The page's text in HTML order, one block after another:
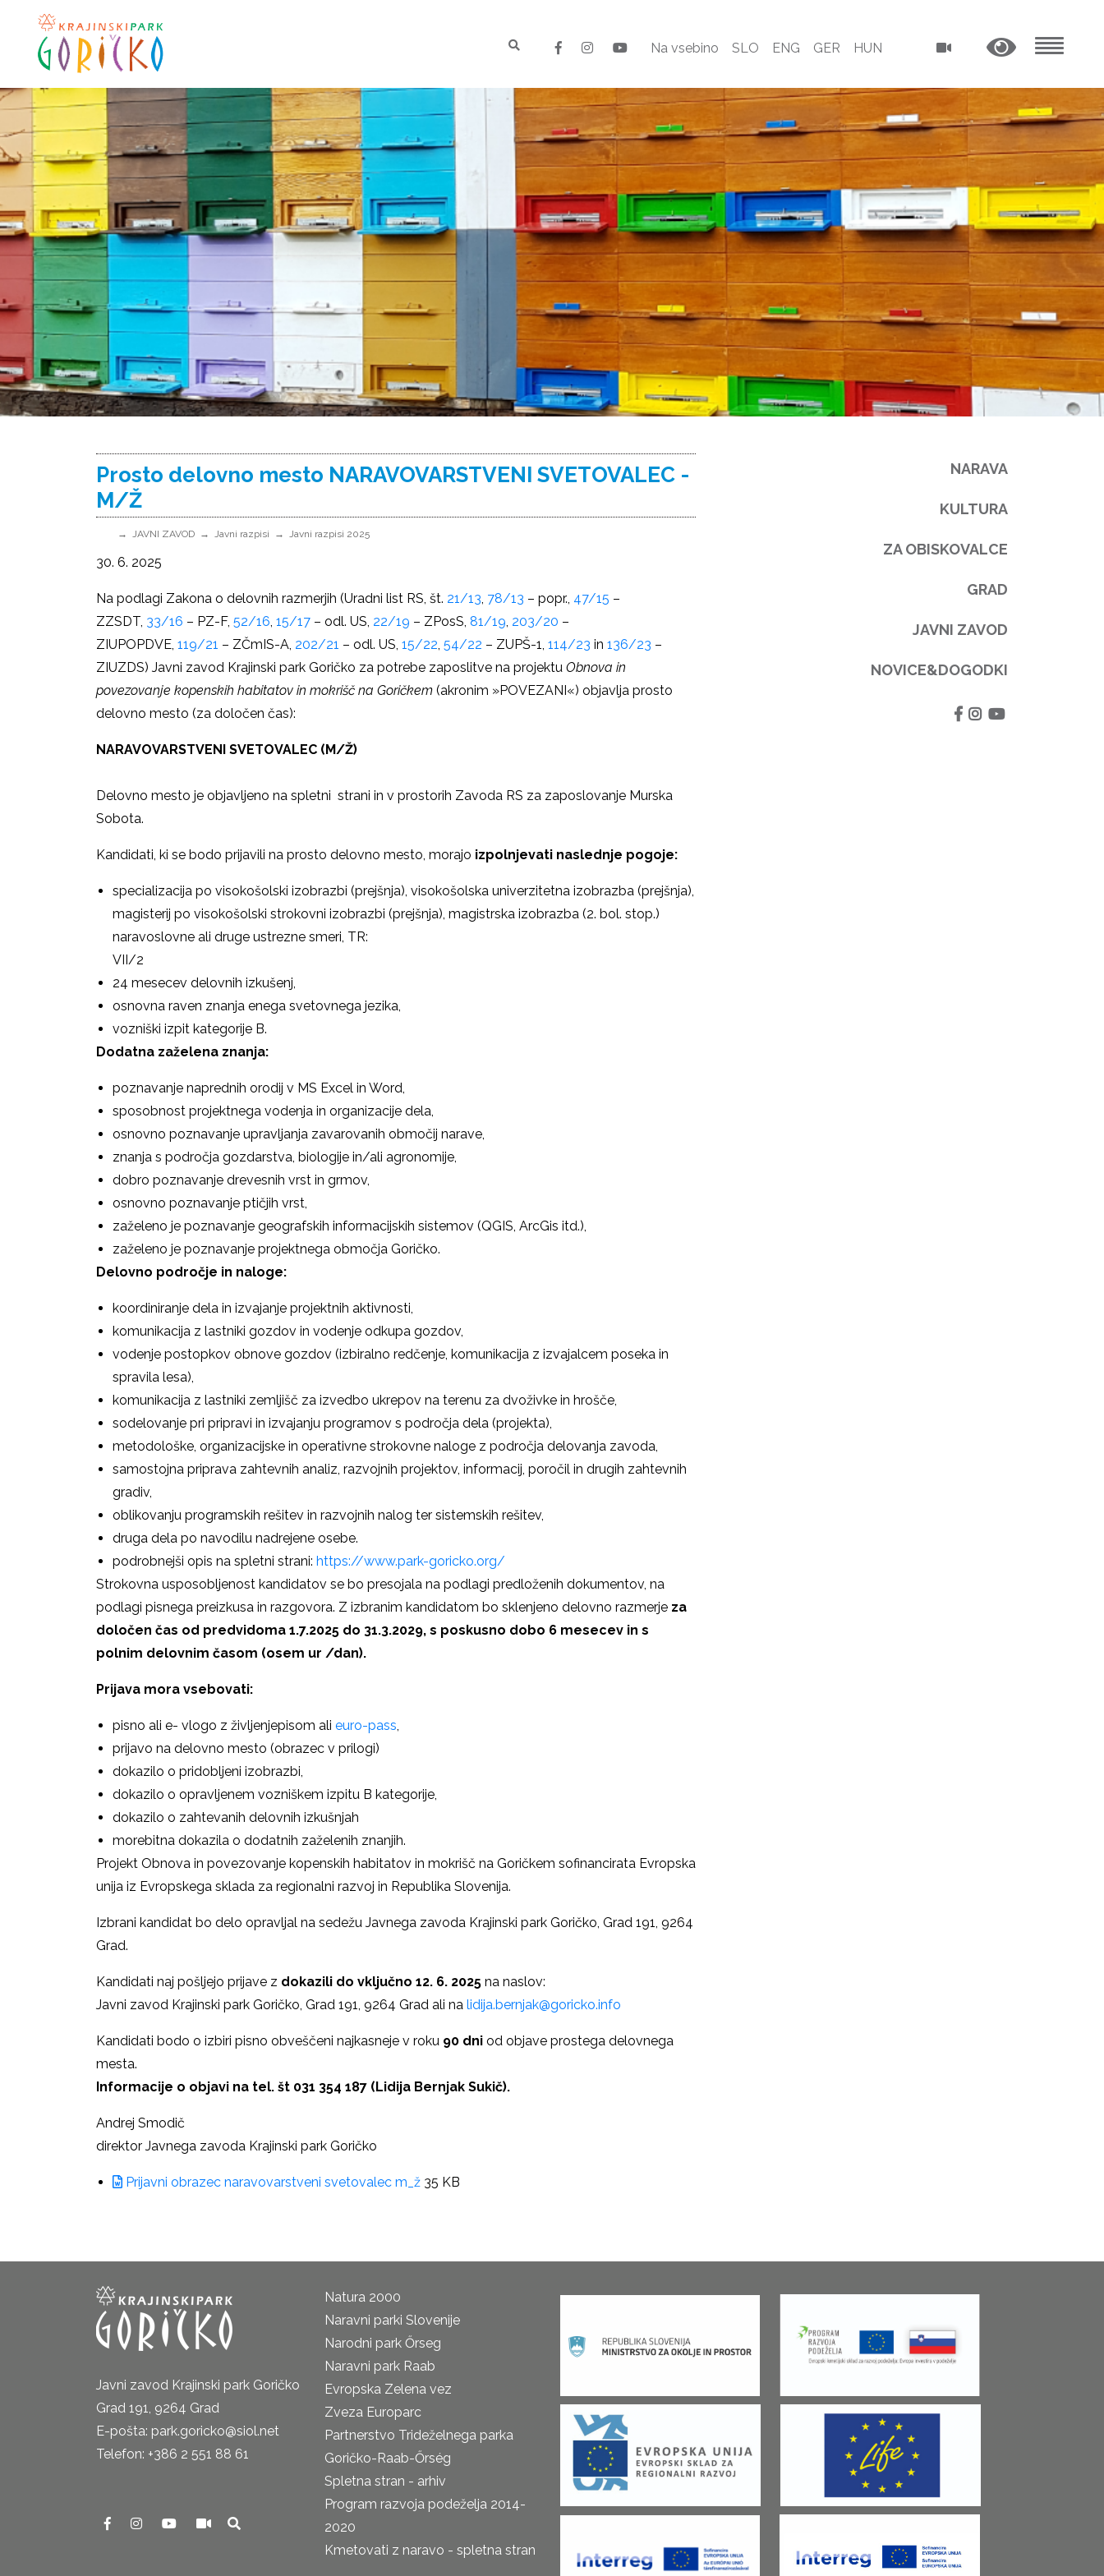
Na vsebino SLO ENG GER HUN
Prosto delovno mesto NARAVOVARSTVENI SVETOVALEC -
M/Ž
JAVNI ZAVOD Javni razpisi Javni razpisi 2025
30. 6. 2025
Na podlagi Zakona o delovnih razmerjih (Uradni list RS, št. 21/13, 78/13 – popr., 47/15 –
ZZSDT, 33/16 – PZ-F, 52/16, 15/17 – odl. US, 22/19 – ZPosS, 81/19, 203/20 –
ZIUPOPDVE, 119/21 – ZČmIS-A, 202/21 – odl. US, 15/22, 54/22 – ZUPŠ-1, 114/23 in 136/23 –
ZIUZDS) Javni zavod Krajinski park Goričko za potrebe zaposlitve na projektu Obnova in
povezovanje kopenskih habitatov in mokrišč na Goričkem (akronim »POVEZANI«) objavlja prosto
delovno mesto (za določen čas):
NARAVOVARSTVENI SVETOVALEC (M/Ž)
Delovno mesto je objavljeno na spletni strani in v prostorih Zavoda RS za zaposlovanje Murska
Sobota.
Kandidati, ki se bodo prijavili na prosto delovno mesto, morajo izpolnjevati naslednje pogoje:
specializacija po visokošolski izobrazbi (prejšnja), visokošolska univerzitetna izobrazba (prejšnja),
magisterij po visokošolski strokovni izobrazbi (prejšnja), magistrska izobrazba (2. bol. stop.)
naravoslovne ali druge ustrezne smeri, TR:
VII/2
24 mesecev delovnih izkušenj,
osnovna raven znanja enega svetovnega jezika,
vozniški izpit kategorije B.
Dodatna zaželena znanja:
poznavanje naprednih orodij v MS Excel in Word,
sposobnost projektnega vodenja in organizacije dela,
osnovno poznavanje upravljanja zavarovanih območij narave,
znanja s področja gozdarstva, biologije in/ali agronomije,
dobro poznavanje drevesnih vrst in grmov,
osnovno poznavanje ptičjih vrst,
zaželeno je poznavanje geografskih informacijskih sistemov (QGIS, ArcGis itd.),
zaželeno je poznavanje projektnega območja Goričko.
Delovno področje in naloge:
koordiniranje dela in izvajanje projektnih aktivnosti,
komunikacija z lastniki gozdov in vodenje odkupa gozdov,
vodenje postopkov obnove gozdov (izbiralno redčenje, komunikacija z izvajalcem poseka in
spravila lesa),
komunikacija z lastniki zemljišč za izvedbo ukrepov na terenu za dvoživke in hrošče,
sodelovanje pri pripravi in izvajanju programov s področja dela (projekta),
metodološke, organizacijske in operativne strokovne naloge z področja delovanja zavoda,
samostojna priprava zahtevnih analiz, razvojnih projektov, informacij, poročil in drugih zahtevnih
gradiv,
oblikovanju programskih rešitev in razvojnih nalog ter sistemskih rešitev,
druga dela po navodilu nadrejene osebe.
podrobnejši opis na spletni strani: https://www.park-goricko.org/
Strokovna usposobljenost kandidatov se bo presojala na podlagi predloženih dokumentov, na
podlagi pisnega preizkusa in razgovora. Z izbranim kandidatom bo sklenjeno delovno razmerje za
določen čas od predvidoma 1.7.2025 do 31.3.2029, s poskusno dobo 6 mesecev in s
polnim delovnim časom (osem ur /dan).
Prijava mora vsebovati:
pisno ali e- vlogo z življenjepisom ali euro-pass,
prijavo na delovno mesto (obrazec v prilogi)
dokazilo o pridobljeni izobrazbi,
dokazilo o opravljenem vozniškem izpitu B kategorije,
dokazilo o zahtevanih delovnih izkušnjah
morebitna dokazila o dodatnih zaželenih znanjih.
Projekt Obnova in povezovanje kopenskih habitatov in mokrišč na Goričkem sofinancirata Evropska
unija iz Evropskega sklada za regionalni razvoj in Republika Slovenija.
Izbrani kandidat bo delo opravljal na sedežu Javnega zavoda Krajinski park Goričko, Grad 191, 9264
Grad.
Kandidati naj pošljejo prijave z dokazili do vključno 12. 6. 2025 na naslov:
Javni zavod Krajinski park Goričko, Grad 191, 9264 Grad ali na lidija.bernjak@goricko.info
Kandidati bodo o izbiri pisno obveščeni najkasneje v roku 90 dni od objave prostega delovnega
mesta.
Informacije o objavi na tel. št 031 354 187 (Lidija Bernjak Sukič).
Andrej Smodič
direktor Javnega zavoda Krajinski park Goričko
Prijavni obrazec naravovarstveni svetovalec m_ž 35 KB
NARAVA
KULTURA
ZA OBISKOVALCE
GRAD
JAVNI ZAVOD
NOVICE&DOGODKI
Javni zavod Krajinski park Goričko
Grad 191, 9264 Grad
E-pošta: park.goricko@siol.net
Telefon: +386 2 551 88 61
Natura 2000
Naravni parki Slovenije
Narodni park Őrseg
Naravni park Raab
Evropska Zelena vez
Zveza Europarc
Partnerstvo Trideželnega parka
Goričko-Raab-Őrség
Spletna stran - arhiv
Program razvoja podeželja 2014-
2020
Kmetovati z naravo - spletna stran